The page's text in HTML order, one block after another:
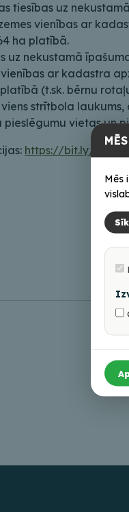
tiesības uz
vienības ar
ha platībā.
uz nekustamā
ar kadastra
(t.sk. bērnu
strītbola
pieslēgumu vietas un
https://bit.ly/
Mēs